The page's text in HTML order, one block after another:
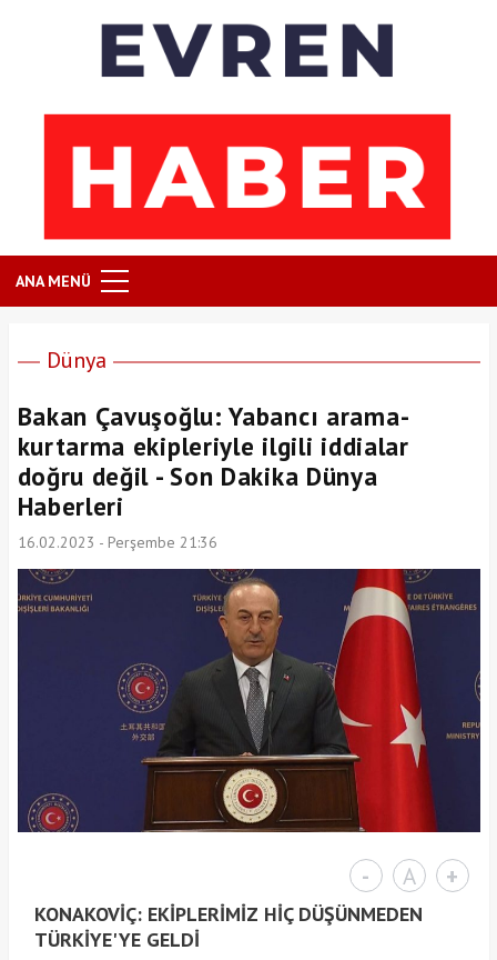
ANA MENÜ
Dünya
Bakan Çavuşoğlu: Yabancı arama-
kurtarma ekipleriyle ilgili iddialar
doğru değil - Son Dakika Dünya
Haberleri
16.02.2023 - Perşembe 21:36
- A +
KONAKOVİÇ: EKİPLERİMİZ HİÇ DÜŞÜNMEDEN
TÜRKİYE'YE GELDİ